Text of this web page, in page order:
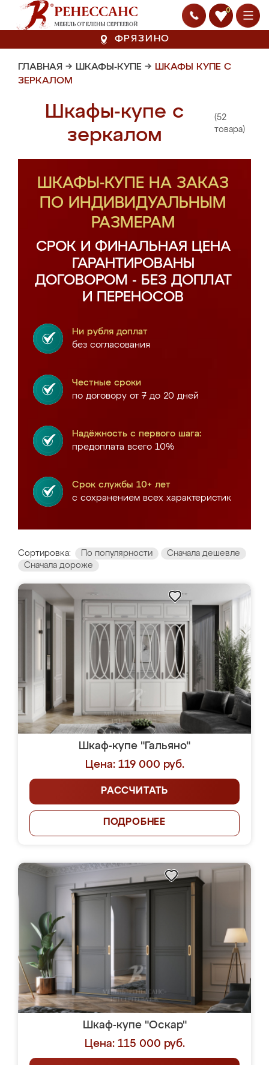
0
ФРЯЗИНО
ГЛАВНАЯ → ШКАФЫ-КУПЕ → ШКАФЫ КУПЕ С
ЗЕРКАЛОМ
Шкафы-купе с
зеркалом
(52
товара)
ШКАФЫ-КУПЕ НА ЗАКАЗ
ПО ИНДИВИДУАЛЬНЫМ
РАЗМЕРАМ
СРОК И ФИНАЛЬНАЯ ЦЕНА
ГАРАНТИРОВАНЫ
ДОГОВОРОМ - БЕЗ ДОПЛАТ
И ПЕРЕНОСОВ
Ни рубля доплат
без согласования
Честные сроки
по договору от 7 до 20 дней
Надёжность с первого шага:
предоплата всего 10%
Срок службы 10+ лет
с сохранением всех характеристик
Сортировка: По популярности
Сначала дешевле
Сначала дороже
Шкаф-купе "Гальяно"
Цена: 119 000 руб.
РАССЧИТАТЬ
ПОДРОБНЕЕ
Шкаф-купе "Оскар"
Цена: 115 000 руб.